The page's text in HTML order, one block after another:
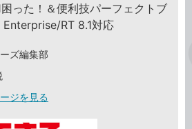
った！＆便利技パーフェクトブ
Enterprise/RT 8.1対応
ズ編集部
ジを見る